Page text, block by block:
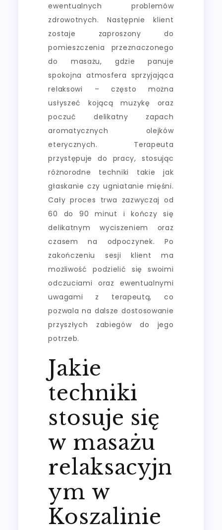
ewentualnych problemów
zdrowotnych. Następnie klient
zostaje zaproszony do
pomieszczenia przeznaczonego
do masażu, gdzie panuje
spokojna atmosfera sprzyjająca
relaksowi – często można
usłyszeć kojącą muzykę oraz
poczuć delikatny zapach
aromatycznych olejków
eterycznych. Terapeuta
przystępuje do pracy, stosując
różnorodne techniki takie jak
głaskanie czy ugniatanie mięśni.
Cały proces trwa zazwyczaj od
60 do 90 minut i kończy się
delikatnym wyciszeniem oraz
czasem na odpoczynek. Po
zakończeniu sesji klient ma
możliwość podzielić się swoimi
odczuciami oraz ewentualnymi
uwagami z terapeutą, co
pozwala na dalsze dostosowanie
przyszłych zabiegów do jego
potrzeb.
Jakie
techniki
stosuje się
w masażu
relaksacyjn
ym w
Koszalinie